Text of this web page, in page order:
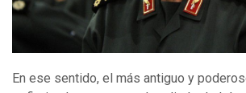
En ese sentido, el más antiguo y